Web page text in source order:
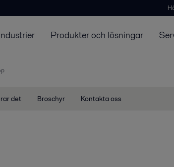
Produkter och lösningar
det Broschyr Kontakta oss